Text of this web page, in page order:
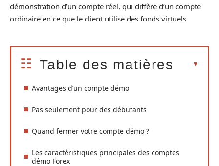
démonstration d’un compte réel, qui diffère d’un compte
ordinaire en ce que le client utilise des fonds virtuels.
Table des matières
Avantages d’un compte démo
Pas seulement pour des débutants
Quand fermer votre compte démo ?
Les caractéristiques principales des comptes
démo Forex